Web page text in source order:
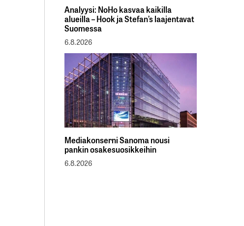
Analyysi: NoHo kasvaa kaikilla
alueilla – Hook ja Stefan’s laajentavat
Suomessa
6.8.2026
Mediakonserni Sanoma nousi
pankin osakesuosikkeihin
6.8.2026